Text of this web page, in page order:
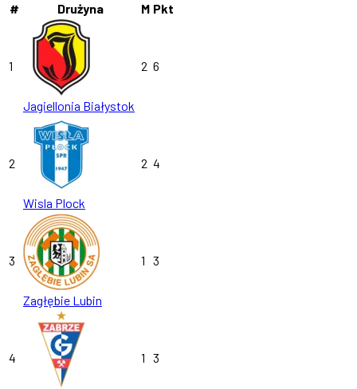
#
Drużyna M Pkt
1
Jagiellonia Białystok
2 6
2
Wisla Plock
2 4
3
Zagłębie Lubin
1 3
4 1 3